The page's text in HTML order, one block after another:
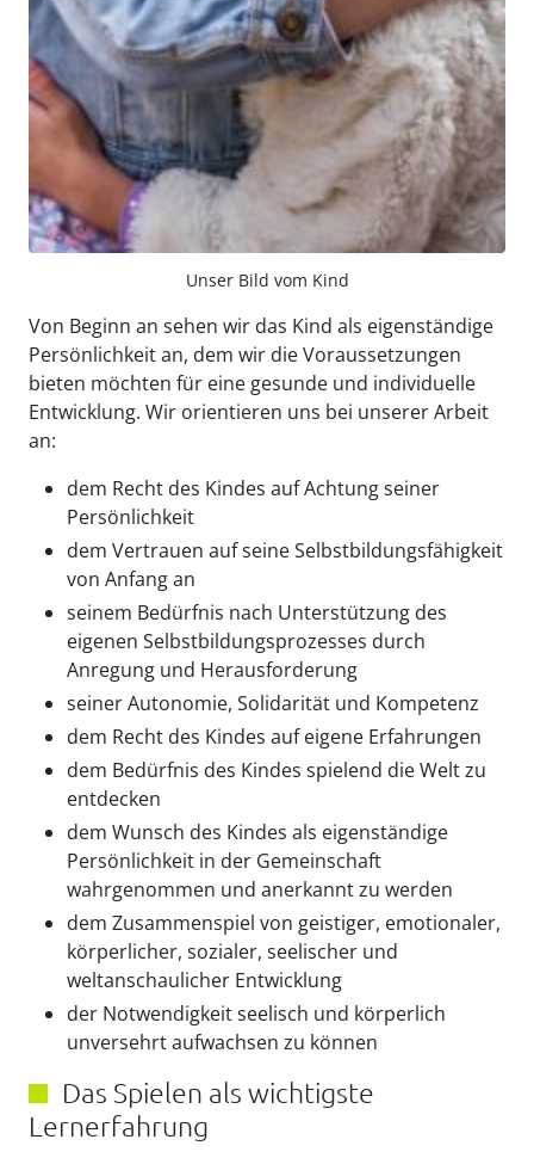
Unser Bild vom Kind
Von Beginn an sehen wir das Kind als eigenständige
Persönlichkeit an, dem wir die Voraussetzungen
bieten möchten für eine gesunde und individuelle
Entwicklung. Wir orientieren uns bei unserer Arbeit
an:
dem Recht des Kindes auf Achtung seiner
Persönlichkeit
dem Vertrauen auf seine Selbstbildungsfähigkeit
von Anfang an
seinem Bedürfnis nach Unterstützung des
eigenen Selbstbildungsprozesses durch
Anregung und Herausforderung
seiner Autonomie, Solidarität und Kompetenz
dem Recht des Kindes auf eigene Erfahrungen
dem Bedürfnis des Kindes spielend die Welt zu
entdecken
dem Wunsch des Kindes als eigenständige
Persönlichkeit in der Gemeinschaft
wahrgenommen und anerkannt zu werden
dem Zusammenspiel von geistiger, emotionaler,
körperlicher, sozialer, seelischer und
weltanschaulicher Entwicklung
der Notwendigkeit seelisch und körperlich
unversehrt aufwachsen zu können
Das Spielen als wichtigste
Lernerfahrung